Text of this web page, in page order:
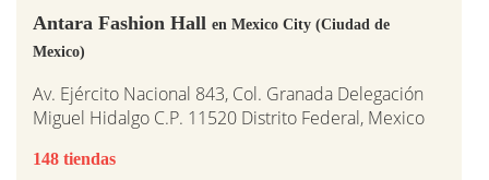
Antara Fashion Hall en Mexico City (Ciudad de
Mexico)
Av. Ejército Nacional 843, Col. Granada Delegación
Miguel Hidalgo C.P. 11520 Distrito Federal, Mexico
148 tiendas